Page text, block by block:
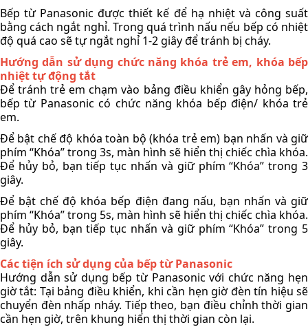
Bếp từ Panasonic được thiết kế để hạ nhiệt và công suất
bằng cách ngắt nghỉ. Trong quá trình nấu nếu bếp có nhiệt
độ quá cao sẽ tự ngắt nghỉ 1-2 giây để tránh bị cháy.
Hướng dẫn sử dụng chức năng khóa trẻ em, khóa bếp
nhiệt tự động tắt
Để tránh trẻ em chạm vào bảng điều khiển gây hỏng bếp,
bếp từ Panasonic có chức năng khóa bếp điện/ khóa trẻ
em.
Để bật chế độ khóa toàn bộ (khóa trẻ em) bạn nhấn và giữ
phím “Khóa” trong 3s, màn hình sẽ hiển thị chiếc chìa khóa.
Để hủy bỏ, bạn tiếp tục nhấn và giữ phím “Khóa” trong 3
giây.
Để bật chế độ khóa bếp điện đang nấu, bạn nhấn và giữ
phím “Khóa” trong 5s, màn hình sẽ hiển thị chiếc chìa khóa.
Để hủy bỏ, bạn tiếp tục nhấn và giữ phím “Khóa” trong 5
giây.
Các tiện ích sử dụng của bếp từ Panasonic
Hướng dẫn sử dụng bếp từ Panasonic với chức năng hẹn
giờ tắt: Tại bảng điều khiển, khi cần hẹn giờ đèn tín hiệu sẽ
chuyển đèn nhấp nháy. Tiếp theo, bạn điều chỉnh thời gian
cần hẹn giờ, trên khung hiển thị thời gian còn lại.